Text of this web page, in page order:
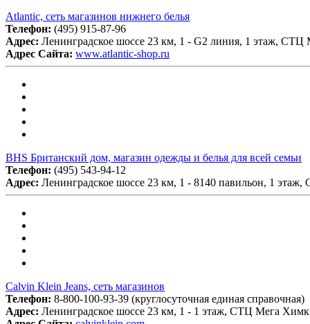
Atlantic, сеть магазинов нижнего белья
Телефон: (495) 915-87-96
Адрес: Ленинградское шоссе 23 км, 1 - G2 линия, 1 этаж,
Адрес Сайта: www.atlantic-shop.ru
BHS Британский дом, магазин одежды и белья для всей семьи
Телефон: (495) 543-94-12
Адрес: Ленинградское шоссе 23 км, 1 - 8140 павильон, 1
Calvin Klein Jeans, сеть магазинов
Телефон: 8-800-100-93-39 (круглосуточная единая справочная)
Адрес: Ленинградское шоссе 23 км, 1 - 1 этаж, СТЦ Мега